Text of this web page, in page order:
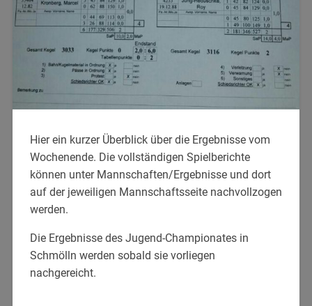
Hier ein kurzer Überblick über die Ergebnisse vom
Wochenende. Die vollständigen Spielberichte
können unter Mannschaften/Ergebnisse und dort
auf der jeweiligen Mannschaftsseite nachvollzogen
werden.
Die Ergebnisse des Jugend-Championates in
Schmölln werden sobald sie vorliegen
nachgereicht.